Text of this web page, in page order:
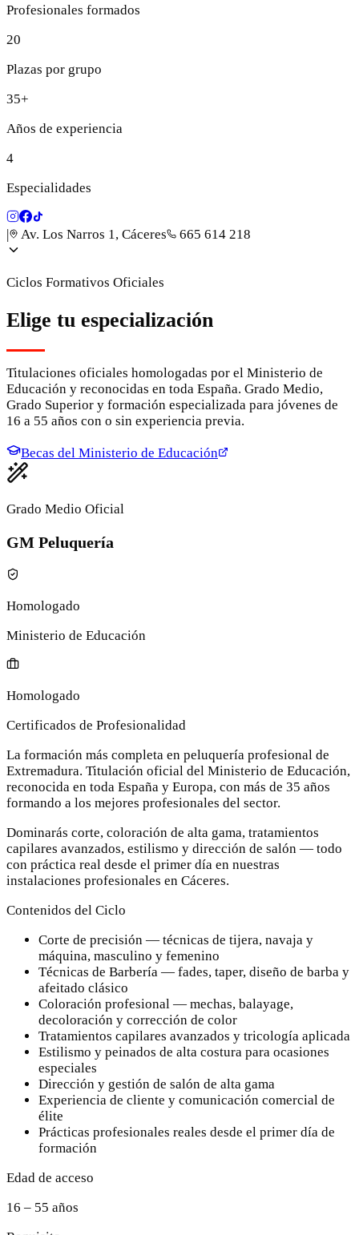
Profesionales formados
20
Plazas por grupo
35+
Años de experiencia
4
Especialidades
Av. Los Narros 1, Cáceres 665 614 218
Ciclos Formativos Oficiales
Elige tu especialización
Titulaciones oficiales homologadas por el Ministerio de
Educación y reconocidas en toda España. Grado Medio,
Grado Superior y formación especializada para jóvenes de
16 a 55 años con o sin experiencia previa.
Becas del Ministerio de Educación
Grado Medio Oficial
GM Peluquería
Homologado
Ministerio de Educación
Homologado
Certificados de Profesionalidad
La formación más completa en peluquería profesional de
Extremadura. Titulación oficial del Ministerio de Educación,
reconocida en toda España y Europa, con más de 35 años
formando a los mejores profesionales del sector.
Dominarás corte, coloración de alta gama, tratamientos
capilares avanzados, estilismo y dirección de salón — todo
con práctica real desde el primer día en nuestras
instalaciones profesionales en Cáceres.
Contenidos del Ciclo
Corte de precisión — técnicas de tijera, navaja y
máquina, masculino y femenino
Técnicas de Barbería — fades, taper, diseño de barba y
afeitado clásico
Coloración profesional — mechas, balayage,
decoloración y corrección de color
Tratamientos capilares avanzados y tricología aplicada
Estilismo y peinados de alta costura para ocasiones
especiales
Dirección y gestión de salón de alta gama
Experiencia de cliente y comunicación comercial de
élite
Prácticas profesionales reales desde el primer día de
formación
Edad de acceso
16 – 55 años